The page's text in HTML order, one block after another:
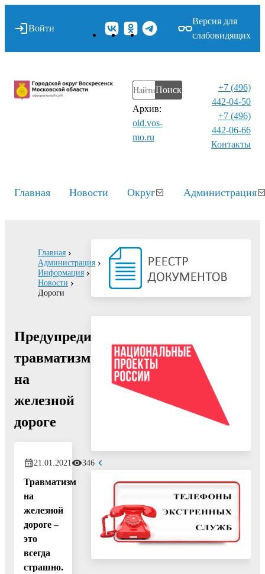
Войти
Версия для
слабовидящих
Поиск
Архив:
old.vos-
mo.ru
+7 (496)
442-04-50
+7 (496)
442-06-66
Контакты⁠
Главная Новости Округ Администрация
Главная
Администрация
Информация
Новости
Дороги
Предупредить
травматизм
на
железной
дороге
21.01.2021 346
Травматизм
на
железной
дороге –
это
всегда
страшно.